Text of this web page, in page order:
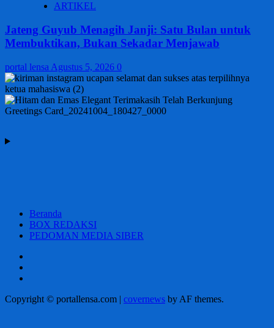
ARTIKEL
Jateng Guyub Menagih Janji: Satu Bulan untuk
Membuktikan, Bukan Sekadar Menjawab
portal lensa Agustus 5, 2026 0
Beranda
BOX REDAKSI
PEDOMAN MEDIA SIBER
SIBER
Copyright © portallensa.com | covernews by AF themes.